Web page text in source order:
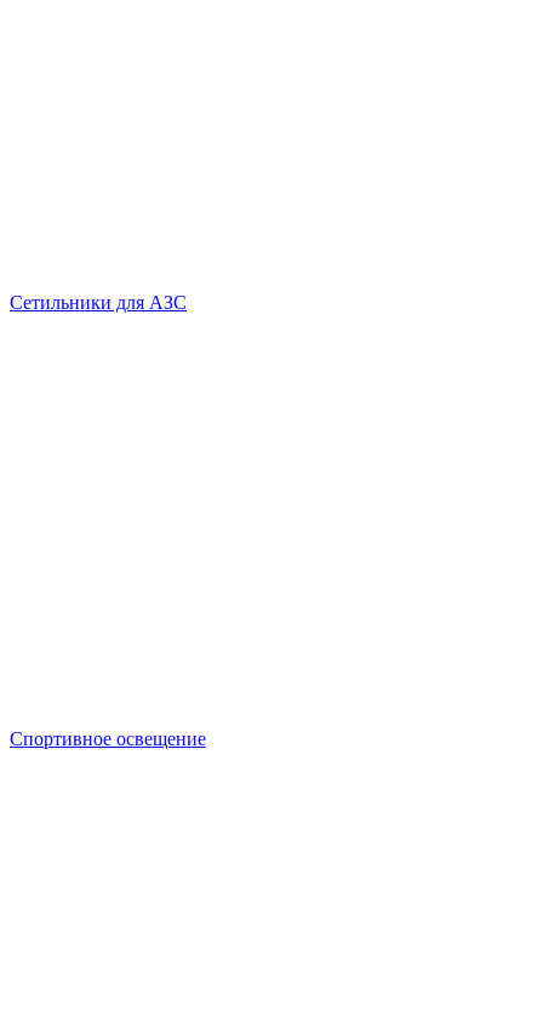
Сетильники для АЗС
Спортивное освещение